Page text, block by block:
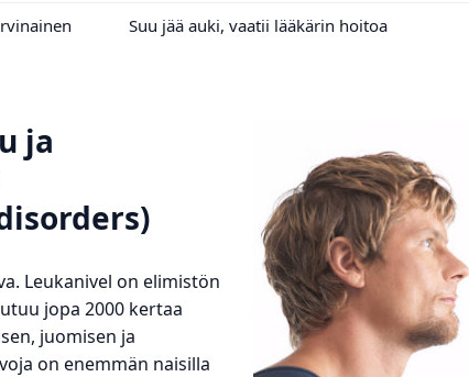
Suu jää auki, vaatii lääkärin hoitoa
ja
Leukanivel on elimistön
jopa 2000 kertaa
juomisen ja
on enemmän naisilla